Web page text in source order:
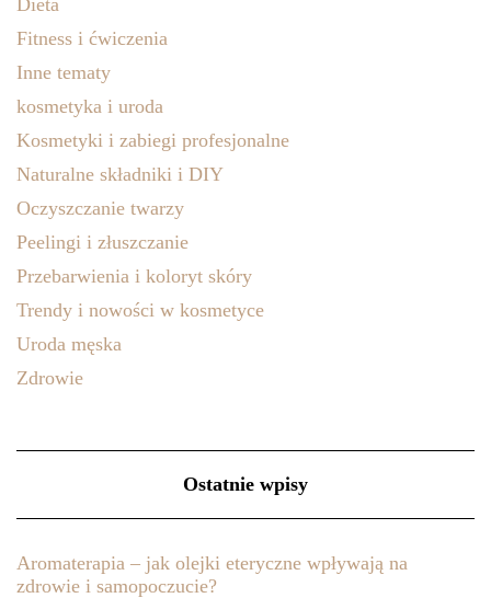
Fitness i ćwiczenia
Inne tematy
kosmetyka i uroda
Kosmetyki i zabiegi profesjonalne
Naturalne składniki i DIY
Oczyszczanie twarzy
Peelingi i złuszczanie
Przebarwienia i koloryt skóry
Trendy i nowości w kosmetyce
Uroda męska
Zdrowie
Ostatnie wpisy
Aromaterapia – jak olejki eteryczne wpływają na
zdrowie i samopoczucie?